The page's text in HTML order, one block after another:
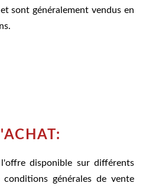
sont généralement vendus en
disponible sur différents
générales de vente